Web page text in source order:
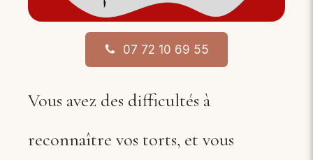
07 72 10 69 55
Vous avez des difficultés à
reconnaître vos torts, et vous